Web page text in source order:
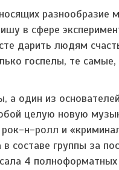
разнообразие
в сфере
дарить людям
госпелы, те
а один из
целую новую
н-ролл и
составе группы за
4